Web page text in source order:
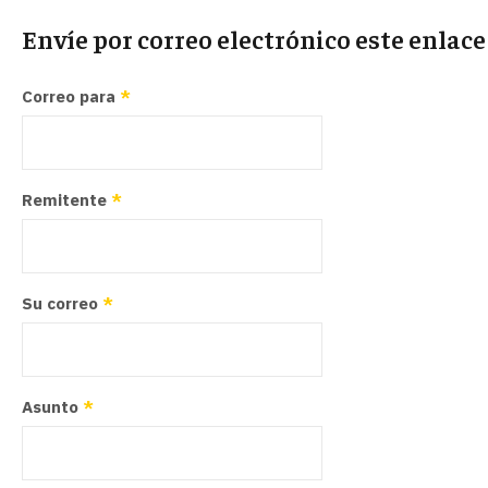
Envíe por correo electrónico este
Correo para *
Remitente *
Su correo *
Asunto *